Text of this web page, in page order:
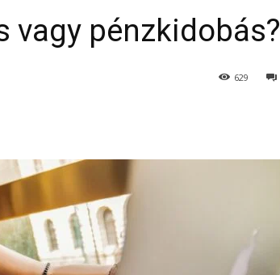
vagy pénzkidobás?
629